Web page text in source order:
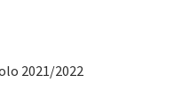
2021/2022